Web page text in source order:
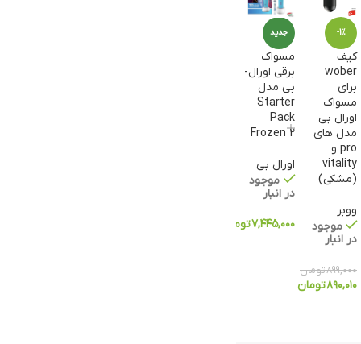
-1%
کیف
wober
برای
مسواک
اورال بی
مدل های
pro و
vitality
(مشکی)
ووبر
موجود
در انبار
۸۹۹,۰۰۰تومان
۸۹۰,۰۱۰تومان
جدید
مسواک
برقی اورال-
بی مدل
Starter
Pack
Frozen 2
اورال بی
موجود
در انبار
۷,۴۴۵,۰۰۰تومان